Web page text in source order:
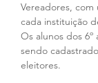
Vereadores,
cada instituição
Os alunos dos 6º
sendo
eleitores.